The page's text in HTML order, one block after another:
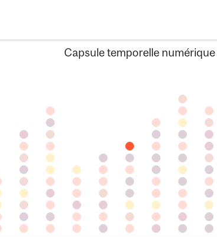
Capsule temporelle numérique